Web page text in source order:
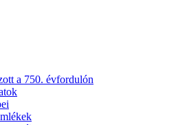
a 750. évfordulón